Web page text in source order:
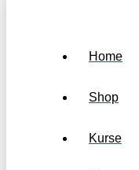
Home
Shop
Kurse